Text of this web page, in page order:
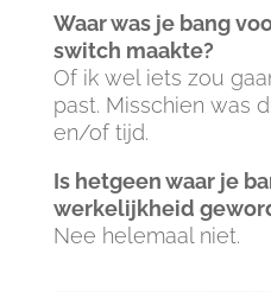
Waar was je bang
switch maakte?
Of ik wel iets zou
past. Misschien was
en/of tijd.
Is hetgeen waar je
werkelijkheid
Nee helemaal niet.